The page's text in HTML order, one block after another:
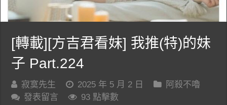
[轉載][方吉君看妹] 我推(特)的妹
子 Part.224
寂寞先生 2025 年 5 月 2 日
阿殺不嚕
發表留言
93 點擊數